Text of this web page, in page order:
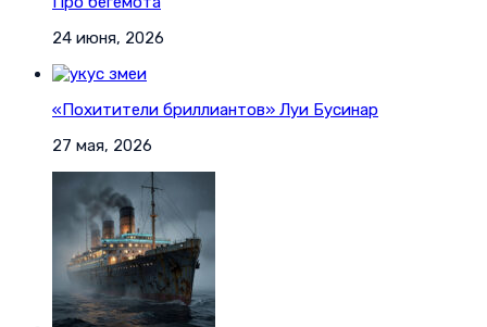
24 июня, 2026
«Похитители бриллиантов» Луи Бусинар
27 мая, 2026